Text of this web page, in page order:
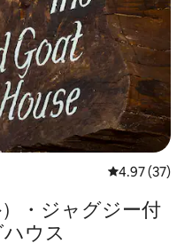
レビュー37
4.97 (37)
・ジャグジー付
ウス